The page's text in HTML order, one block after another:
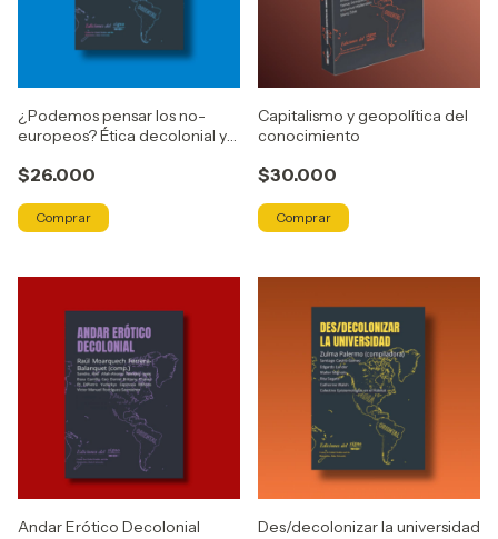
¿Podemos pensar los no-
europeos? Ética decolonial y
$26.000
Capitalismo y geopolítica del
conocimiento
$30.000
Andar Erótico Decolonial Des/decolonizar la universidad